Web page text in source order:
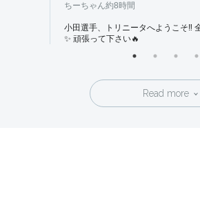
ちーちゃん約8時間
小田選手、トリニータへようこそ‼️
✨ 頑張って下さい🔥
Read more